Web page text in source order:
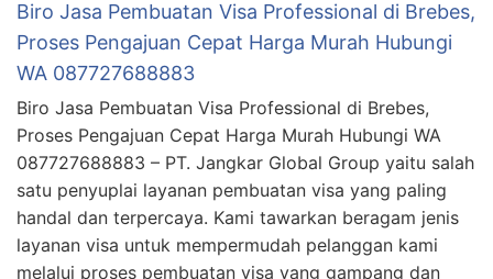
Biro Jasa Pembuatan Visa Professional di Brebes,
Proses Pengajuan Cepat Harga Murah Hubungi
WA 087727688883
Biro Jasa Pembuatan Visa Professional di Brebes,
Proses Pengajuan Cepat Harga Murah Hubungi WA
087727688883 – PT. Jangkar Global Group yaitu salah
satu penyuplai layanan pembuatan visa yang paling
handal dan terpercaya. Kami tawarkan beragam jenis
layanan visa untuk mempermudah pelanggan kami
melalui proses pembuatan visa yang gampang dan